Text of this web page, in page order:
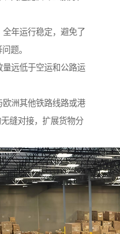
年运行稳定，避免了
题。
远低于空运和公路运
洲其他铁路线路或港
缝对接，扩展货物分